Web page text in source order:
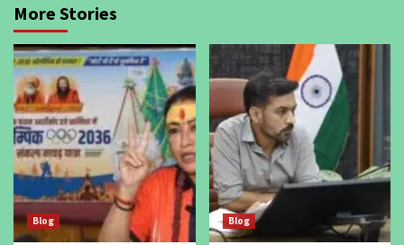
More Stories
Blog Blog